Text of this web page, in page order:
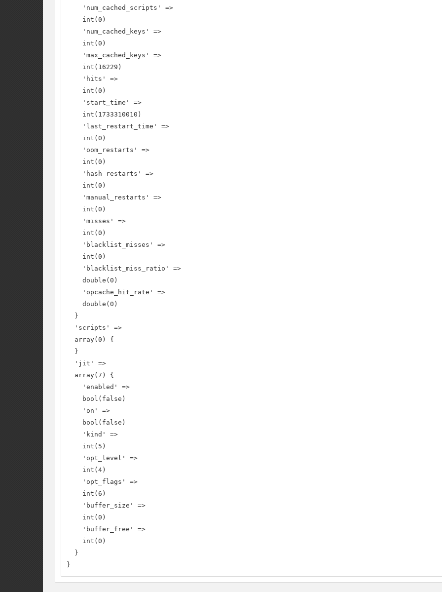
    'num_cached_scripts' =>
    int(0)
    'num_cached_keys' =>
    int(0)
    'max_cached_keys' =>
    int(16229)
    'hits' =>
    int(0)
    'start_time' =>
    int(1733310010)
    'last_restart_time' =>
    int(0)
    'oom_restarts' =>
    int(0)
    'hash_restarts' =>
    int(0)
    'manual_restarts' =>
    int(0)
    'misses' =>
    int(0)
    'blacklist_misses' =>
    int(0)
    'blacklist_miss_ratio' =>
    double(0)
    'opcache_hit_rate' =>
    double(0)
  }
  'scripts' =>
  array(0) {
  }
  'jit' =>
  array(7) {
    'enabled' =>
    bool(false)
    'on' =>
    bool(false)
    'kind' =>
    int(5)
    'opt_level' =>
    int(4)
    'opt_flags' =>
    int(6)
    'buffer_size' =>
    int(0)
    'buffer_free' =>
    int(0)
  }
}